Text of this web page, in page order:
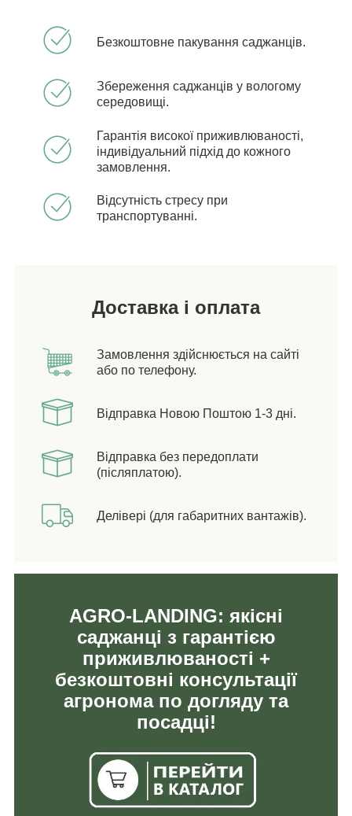
Безкоштовне пакування саджанців.
Збереження саджанців у вологому
середовищі.
Гарантія високої приживлюваності,
індивідуальний підхід до кожного
замовлення.
Відсутність стресу при
транспортуванні.
Доставка і оплата
Замовлення здійснюється на сайті
або по телефону.
Відправка Новою Поштою 1-3 дні.
Відправка без передоплати
(післяплатою).
Делівері (для габаритних вантажів).
AGRO-LANDING: якісні
саджанці з гарантією
приживлюваності +
безкоштовні консультації
агронома по догляду та
посадці!